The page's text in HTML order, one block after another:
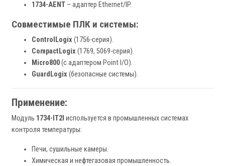
1734-AENT – адаптер Ethernet/IP.
Совместимые ПЛК и системы:
ControlLogix (1756-серия).
CompactLogix (1769, 5069-серия).
Micro800(с адаптером Point I/O).
GuardLogix (безопасные системы).
Применение:
Модуль 1734-IT2I используется в промышленных системах
контроля температуры:
Печи, сушильные камеры.
Химическая и нефтегазовая промышленность.